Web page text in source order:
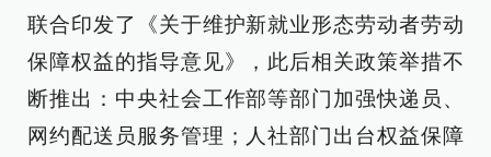
联合印发了《关于维护新就业形态劳动者劳动
保障权益的指导意见》，此后相关政策举措不
断推出：中央社会工作部等部门加强快递员、
网约配送员服务管理；人社部门出台权益保障